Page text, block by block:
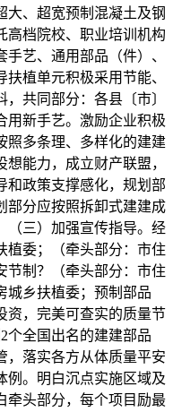
大、超宽预制混凝土及钢
高档院校、职业培训机构
艺、通用部品（件）、
植单元积极采用节能、
共同部分：各县〔市〕
用新手艺。激励企业积极
照多条理、多样化的建建
能力，成立财产联盟，
和政策支撑感化，规划部
部分应按照拆卸式建建成
（三）加强宣传指导。经
植委；（牵头部分：市住
节制？（牵头部分：市住
城乡扶植委；预制部品
资，完美可查实的质量节
个全国出名的建建部品
，落实各方从体质量平安
例。明白沉点实施区域及
牵头部分，每个项目励最